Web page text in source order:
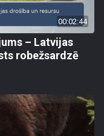
00:02:44
– Latvijas
robežsardzē